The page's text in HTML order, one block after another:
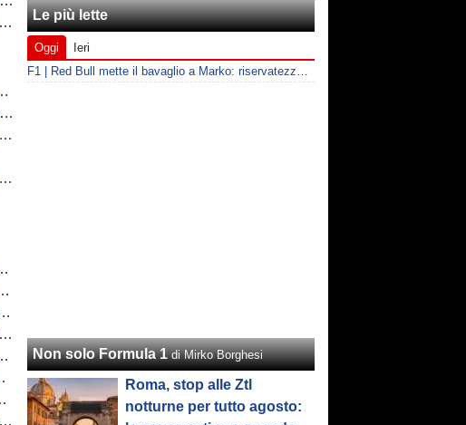
Le più lette
Oggi
Ieri
F1 | Red Bull mette il bavaglio a Marko: riservatezza fino al 2026
Non solo Formula 1 di Mirko Borghesi
Roma, stop alle Ztl
notturne per tutto agosto: